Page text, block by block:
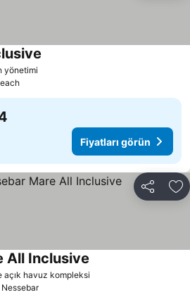
yönetimi
Fiyatları görün
Paylaş
açık havuz kompleksi
All Inclusive
Nessebar